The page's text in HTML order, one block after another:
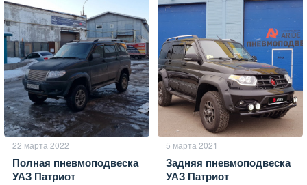
22 марта 2022
Полная пневмоподвеска
УАЗ Патриот
5 марта 2021
Задняя пневмоподвеска
УАЗ Патриот